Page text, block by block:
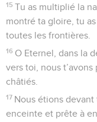
15 Tu as multiplié la
montré ta gloire, tu
toutes les frontières.
16 O Eternel, dans la
vers toi, nous
châtiés.
17 Nous étions
enceinte et prête à